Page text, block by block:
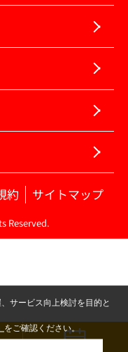
約 サイトマップ
Reserved.
サービス向上検討を目的と
をご確認ください。